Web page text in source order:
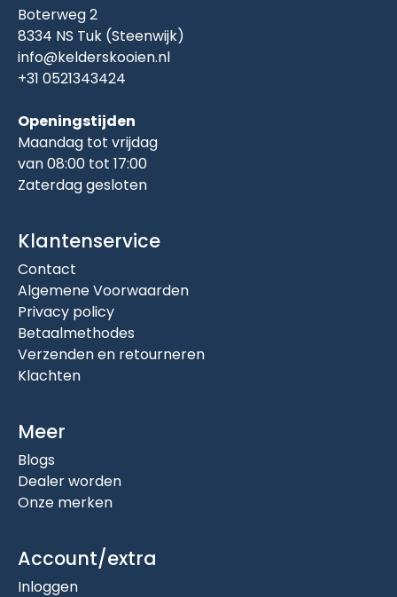
Boterweg 2
8334 NS Tuk (Steenwijk)
info@kelderskooien.nl
+31 0521343424
Openingstijden
Maandag tot vrijdag
van 08:00 tot 17:00
Zaterdag gesloten
Klantenservice
Contact
Algemene Voorwaarden
Privacy policy
Betaalmethodes
Verzenden en retourneren
Klachten
Meer
Blogs
Dealer worden
Onze merken
Account/extra
Inloggen